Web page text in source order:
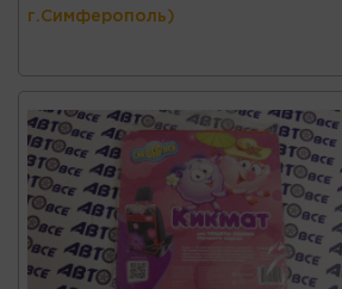
г.Симферополь)